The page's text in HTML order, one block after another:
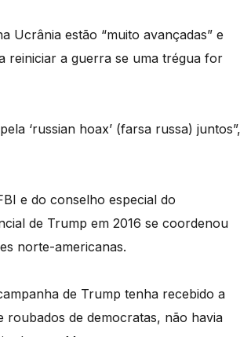
Ucrânia estão “muito avançadas” e
reiniciar a guerra se uma trégua for
‘russian hoax’ (farsa russa) juntos”,
e do conselho especial do
de Trump em 2016 se coordenou
norte-americanas.
de Trump tenha recebido a
roubados de democratas, não havia